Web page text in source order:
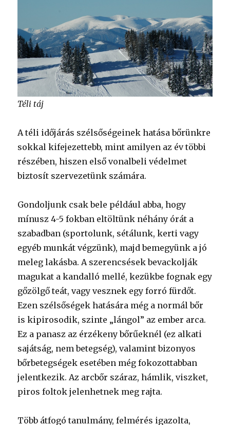
Téli táj
A téli időjárás szélsőségeinek hatása bőrünkre
sokkal kifejezettebb, mint amilyen az év többi
részében, hiszen első vonalbeli védelmet
biztosít szervezetünk számára.
Gondoljunk csak bele például abba, hogy
mínusz 4-5 fokban eltöltünk néhány órát a
szabadban (sportolunk, sétálunk, kerti vagy
egyéb munkát végzünk), majd bemegyünk a jó
meleg lakásba. A szerencsések bevackolják
magukat a kandalló mellé, kezükbe fognak egy
gőzölgő teát, vagy vesznek egy forró fürdőt.
Ezen szélsőségek hatására még a normál bőr
is kipirosodik, szinte „lángol” az ember arca.
Ez a panasz az érzékeny bőrűeknél (ez alkati
sajátság, nem betegség), valamint bizonyos
bőrbetegségek esetében még fokozottabban
jelentkezik. Az arcbőr száraz, hámlik, viszket,
piros foltok jelenhetnek meg rajta.
Több átfogó tanulmány, felmérés igazolta,